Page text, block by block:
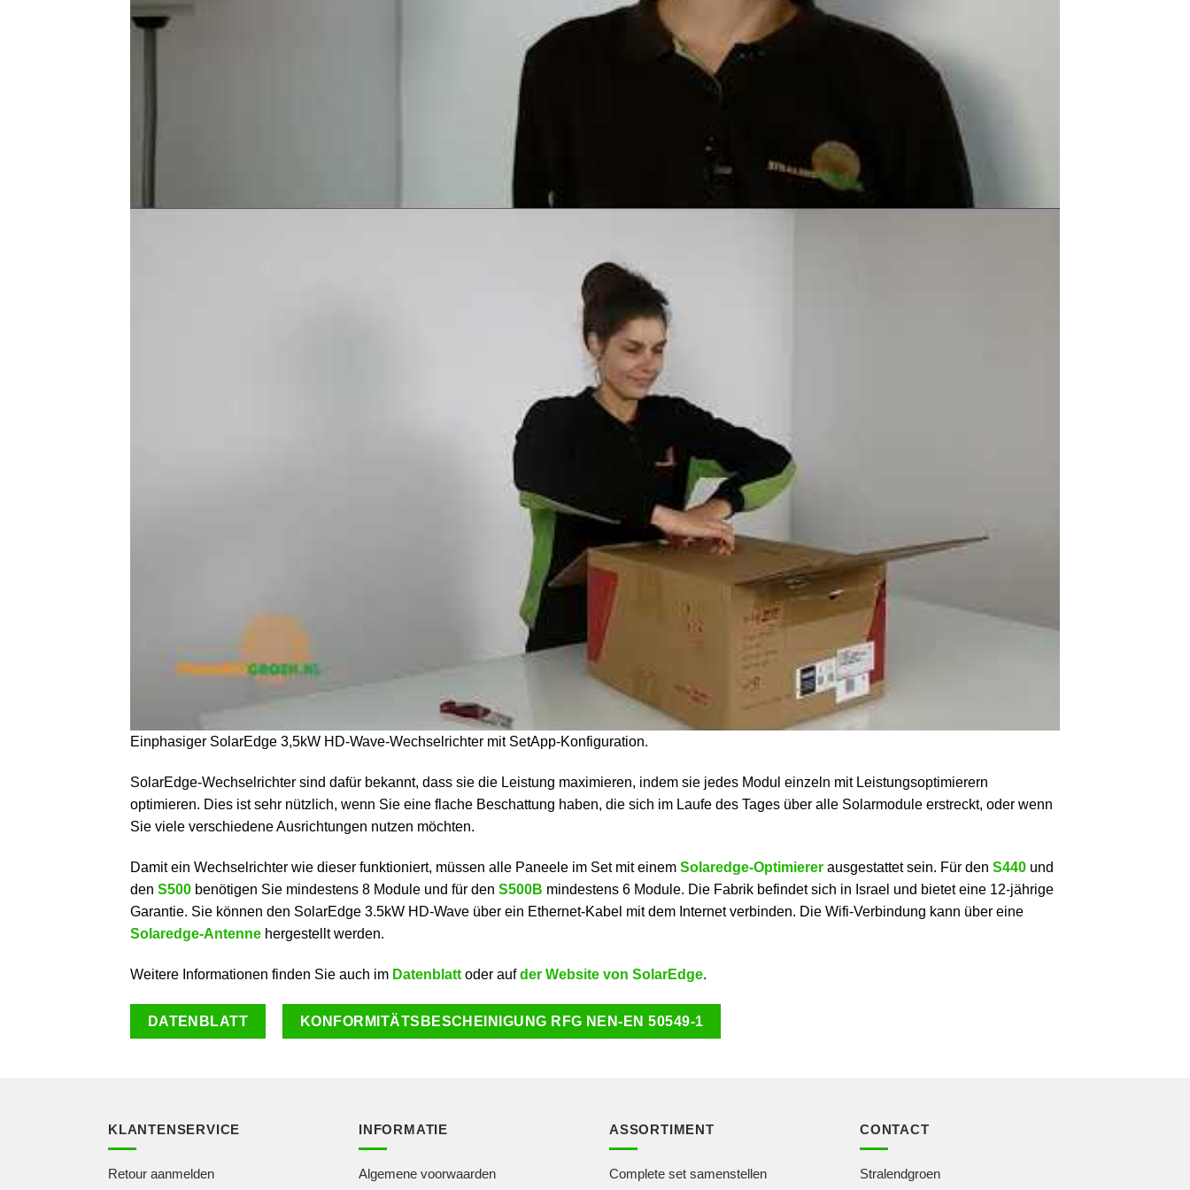
Einphasiger SolarEdge 3,5kW HD-Wave-Wechselrichter mit SetApp-Konfiguration.
SolarEdge-Wechselrichter sind dafür bekannt, dass sie die Leistung maximieren, indem sie jedes Modul einzeln mit Leistungsoptimierern
optimieren. Dies ist sehr nützlich, wenn Sie eine flache Beschattung haben, die sich im Laufe des Tages über alle Solarmodule erstreckt, oder wenn
Sie viele verschiedene Ausrichtungen nutzen möchten.
Damit ein Wechselrichter wie dieser funktioniert, müssen alle Paneele im Set mit einem Solaredge-Optimierer ausgestattet sein. Für den S440 und
den S500 benötigen Sie mindestens 8 Module und für den S500B mindestens 6 Module. Die Fabrik befindet sich in Israel und bietet eine 12-jährige
Garantie. Sie können den SolarEdge 3.5kW HD-Wave über ein Ethernet-Kabel mit dem Internet verbinden. Die Wifi-Verbindung kann über eine
Solaredge-Antenne hergestellt werden.
Weitere Informationen finden Sie auch im Datenblatt oder aufder Website von SolarEdge.
DATENBLATT KONFORMITÄTSBESCHEINIGUNG RFG NEN-EN 50549-1
KLANTENSERVICE
Retour aanmelden
INFORMATIE
Algemene voorwaarden
ASSORTIMENT
Complete set samenstellen
CONTACT
Stralendgroen